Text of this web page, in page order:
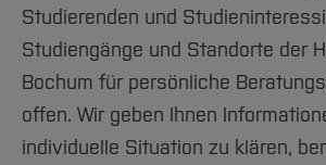
Service
Studierenden und
Studiengänge und Standorte der
Bochum für persönliche
offen. Wir geben Ihnen
individuelle Situation zu klären,